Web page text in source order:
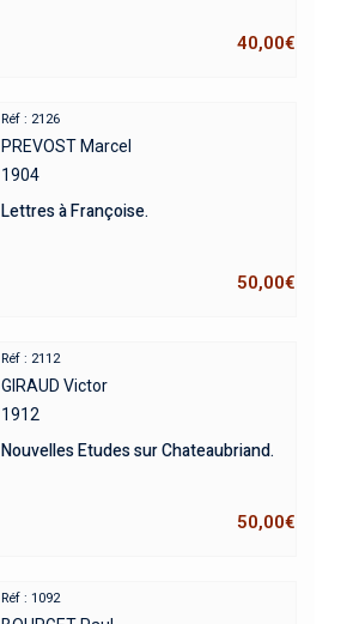
40,00€
Réf : 2126
PREVOST Marcel
1904
Lettres à Françoise.
50,00€
Réf : 2112
GIRAUD Victor
1912
Nouvelles Etudes sur Chateaubriand.
50,00€
Réf : 1092